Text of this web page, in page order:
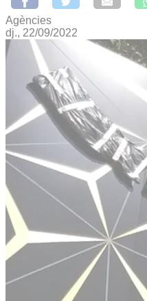
Agències
dj., 22/09/2022